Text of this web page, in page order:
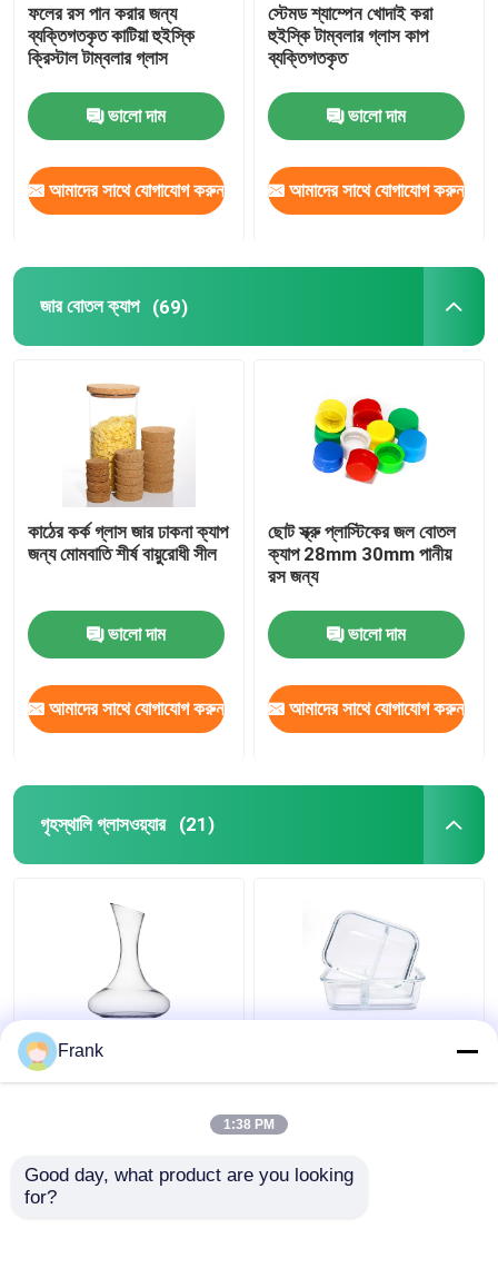
ফলের রস পান করার জন্য
ব্যক্তিগতকৃত কাটিয়া হুইস্কি
ক্রিস্টাল টাম্বলার গ্লাস
ভালো দাম
আমাদের সাথে যোগাযোগ করুন
স্টেমড শ্যাম্পেন খোদাই করা
হুইস্কি টাম্বলার গ্লাস কাপ
ব্যক্তিগতকৃত
ভালো দাম
আমাদের সাথে যোগাযোগ করুন
জার বোতল ক্যাপ (69)
কাঠের কর্ক গ্লাস জার ঢাকনা ক্যাপ
জন্য মোমবাতি শীর্ষ বায়ুরোধী সীল
ভালো দাম
আমাদের সাথে যোগাযোগ করুন
ছোট স্ক্রু প্লাস্টিকের জল বোতল
ক্যাপ 28mm 30mm পানীয়
রস জন্য
ভালো দাম
আমাদের সাথে যোগাযোগ করুন
গৃহস্থালি গ্লাসওয়্যার (21)
1.8L বড় গ্লাসের ওয়াইন
ডেক্যান্টার ব্যক্তিগতকৃত হোম
গ্লাস ফলের বাটি লাঞ্চ বক্স ফলের
Frank
1:38 PM
Good day, what product are you looking
for?